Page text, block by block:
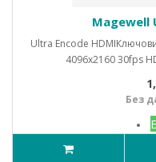
Magewell
Ultra Encode
4096x2160 30fps
Без